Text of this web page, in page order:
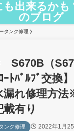
出来るかも
のブログ
タンク修理
S670B（
ｰﾄﾊﾞﾙﾌﾞ交換
れ修理方法
載有り
ンク修理 2022年1月25